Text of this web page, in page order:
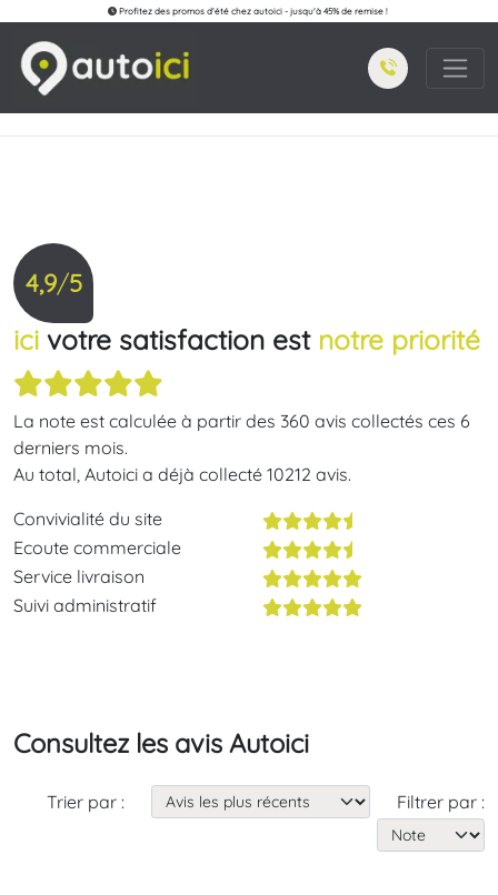
Profitez des promos d'été chez autoici - jusqu'à 45% de remise !
4,9/5
ici votre satisfaction est notre priorité
La note est calculée à partir des 360 avis collectés ces 6
derniers mois.
Au total, Autoici a déjà collecté 10212 avis.
Convivialité du site
Ecoute commerciale
Service livraison
Suivi administratif
Consultez les avis Autoici
Trier par : Filtrer par :